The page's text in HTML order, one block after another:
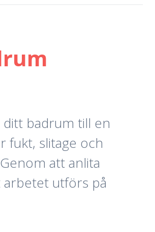
badrum till en
fukt, slitage och
att anlita
arbetet utförs på